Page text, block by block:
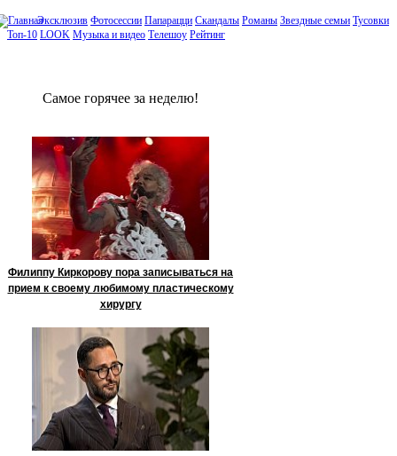
Эксклюзив Фотосессии Папарацци Скандалы Романы Звездные семьи Тусовки
Топ-10 LOOK Музыка и видео Телешоу Рейтинг
Сaмое гoрячее за неделю!
Филиппу Киркорову пора записываться на
прием к своему любимому пластическому
хирургу